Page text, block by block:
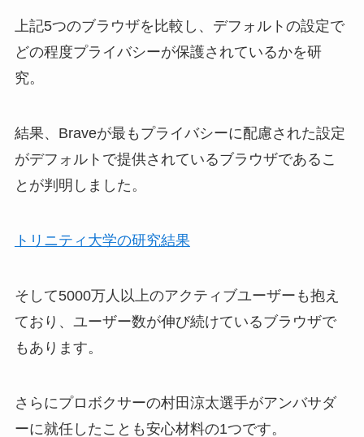
上記5つのブラウザを比較し、デフォルトの設定で
どの程度プライバシーが保護されているかを研
究。
結果、Braveが最もプライバシーに配慮された設定
がデフォルトで提供されているブラウザであるこ
とが判明しました。
トリニティ大学の研究結果
そして5000万人以上のアクティブユーザーも抱え
ており、ユーザー数が伸び続けているブラウザで
もあります。
さらにプロボクサーの村田涼太選手がアンバサダ
ーに就任したことも安心材料の1つです。